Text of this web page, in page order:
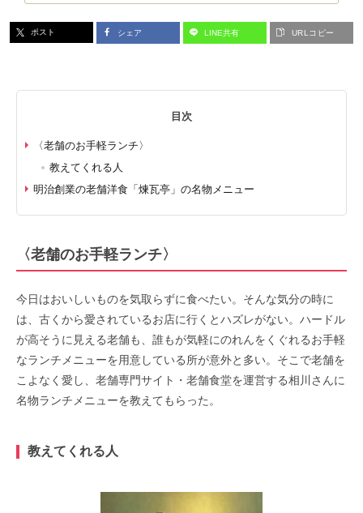
ポスト シェア LINE共有 URLコピー
目次
〈老舗のお手軽ランチ〉
教えてくれる人
明治創業の老舗洋食「煉瓦亭」の名物メニュー
〈老舗のお手軽ランチ〉
今日はおいしいものを気取らずに食べたい。そんな気分の時に
は、古くから愛されているお店に行くとハズレがない。ハードル
が高そうに見える老舗も、誰もが気軽にのれんをくぐれるお手軽
なランチメニューを用意している所が意外と多い。そこで老舗を
こよなく愛し、老舗専門サイト・老舗食堂を運営する相川さんに
名物ランチメニューを教えてもらった。
教えてくれる人